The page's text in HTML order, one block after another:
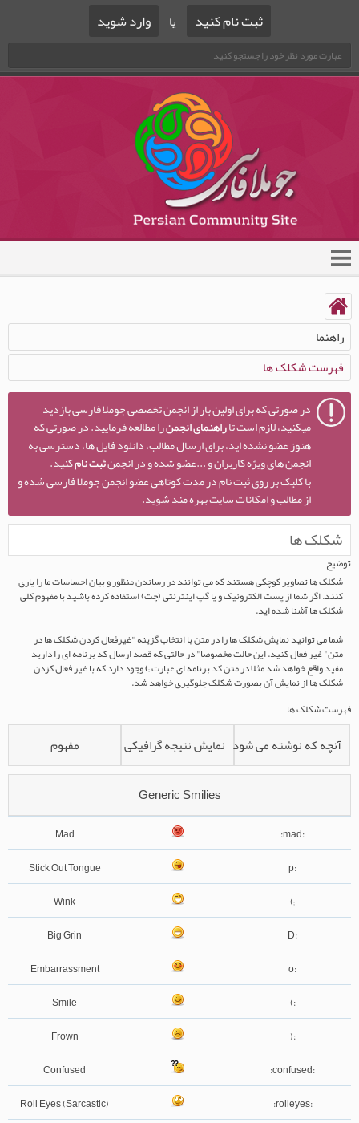
ثبت نام کنید یا وارد شوید
راهنما
فهرست شکلک ها
در صورتی که برای اولین بار از انجمن تخصصی جوملا فارسی بازدید
میکنید، لازم است تاراهنمای انجمنرا مطالعه فرمایید. در صورتی که
هنوز عضو نشده اید، برای ارسال مطالب، دانلود فایل ها، دسترسی به
انجمن های ویژه کاربران و ...عضو شده و در انجمنثبت نامکنید.
با کلیک بر روی ثبت نام در مدت کوتاهی عضو انجمن جوملا فارسی شده و
از مطالب و امکانات سایت بهره مند شوید.
شکلک ها
توضیح
شکلک ها تصاویر کوچکی هستند که می توانند در رساندن منظور و بیان احساسات ما را یاری
کنند. اگر شما از پست الکترونیک و یا گپ اینترنتی (چت) استفاده کرده باشید با مفهوم کلی
شکلک ها آشنا شده اید.
شما می توانید نمایش شکلک ها را در متن با انتخاب گزینه "غیرفعال کردن شکلک ها در
متن" غیر فعال کنید. این حالت مخصوصا" در حالتی که قصد ارسال کد برنامه ای را دارید
مفید واقع خواهد شد مثلا در متن کد برنامه ای عبارت;)وجود دارد که با غیر فعال کزدن
شکلک ها از نمایش آن بصورت شکلک جلوگیری خواهد شد.
فهرست شکلک ها
آنچه که نوشته می شود نمایش نتیجه گرافیکی مفهوم
Generic Smilies
:mad:
Mad
:p
Stick Out Tongue
;)
Wink
:D
Big Grin
:o
Embarrassment
:)
Smile
:(
Frown
:confused:
Confused
:rolleyes:
Roll Eyes (Sarcastic)